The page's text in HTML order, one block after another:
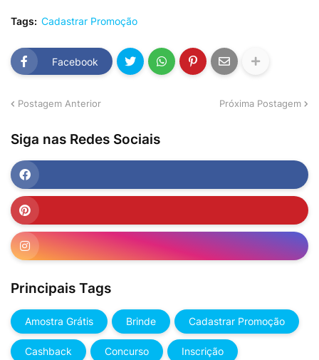
Tags: Cadastrar Promoção
Facebook
Postagem Anterior Próxima Postagem
Siga nas Redes Sociais
Principais Tags
Amostra Grátis Brinde Cadastrar Promoção
Cashback Concurso Inscrição